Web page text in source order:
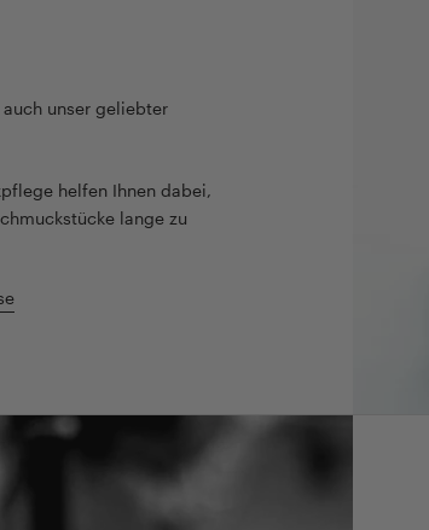
unser geliebter
helfen Ihnen dabei,
lange zu